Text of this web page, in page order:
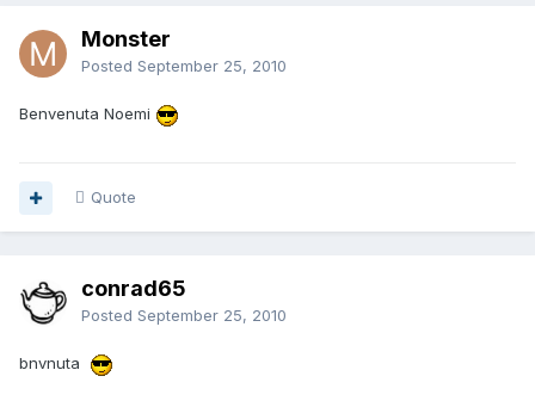
Monster
Posted September 25, 2010
Benvenuta Noemi
Quote
conrad65
Posted September 25, 2010
bnvnuta